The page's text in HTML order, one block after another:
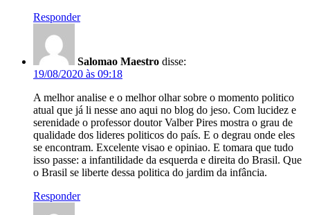
Responder
Salomao Maestro disse:
19/08/2020 às 09:18
A melhor analise e o melhor olhar sobre o momento politico
atual que já li nesse ano aqui no blog do jeso. Com lucidez e
serenidade o professor doutor Valber Pires mostra o grau de
qualidade dos lideres politicos do país. E o degrau onde eles
se encontram. Excelente visao e opiniao. E tomara que tudo
isso passe: a infantilidade da esquerda e direita do Brasil. Que
o Brasil se liberte dessa politica do jardim da infância.
Responder